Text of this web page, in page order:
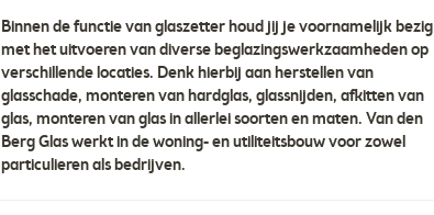
Binnen de functie van glaszetter houd jij je voornamelijk bezig
met het uitvoeren van diverse beglazingswerkzaamheden op
verschillende locaties. Denk hierbij aan herstellen van
glasschade, monteren van hardglas, glassnijden, afkitten van
glas, monteren van glas in allerlei soorten en maten. Van den
Berg Glas werkt in de woning- en utiliteitsbouw voor zowel
particulieren als bedrijven.